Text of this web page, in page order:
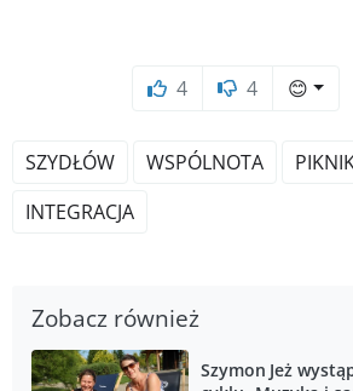
4 4 😊
SZYDŁÓW WSPÓLNOTA
INTEGRACJA
Zobacz również
Szymon Jeż